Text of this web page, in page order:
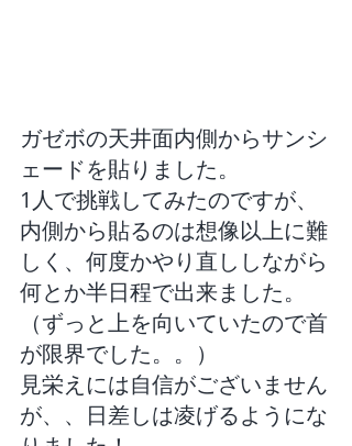
ガゼボの天井面内側からサンシ
ェードを貼りました。
1人で挑戦してみたのですが、
内側から貼るのは想像以上に難
しく、何度かやり直ししながら
何とか半日程で出来ました。
（ずっと上を向いていたので首
が限界でした。。）
見栄えには自信がございません
が、、日差しは凌げるようにな